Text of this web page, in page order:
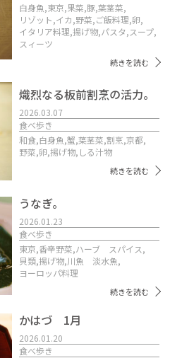
白身魚,東京,果菜,豚,葉茎菜,
リゾット,イカ,野菜,ご飯料理,卵,
イタリア料理,揚げ物,パスタ,スープ,
スィーツ
続きを読む
熾烈なる板前割烹の活力。
2026.03.07
食べ歩き
和食,白身魚,蟹,葉茎菜,割烹,京都,
野菜,卵,揚げ物, しる汁物
続きを読む
うなぎ。
2026.01.23
食べ歩き
東京,香辛野菜,ハーブ スパイス,
貝類,揚げ物,川魚 淡水魚,
ヨーロッパ料理
続きを読む
かはづ 1月
2026.01.20
食べ歩き